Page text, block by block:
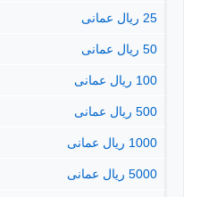
25 ريال عمانى
50 ريال عمانى
100 ريال عمانى
500 ريال عمانى
1000 ريال عمانى
5000 ريال عمانى